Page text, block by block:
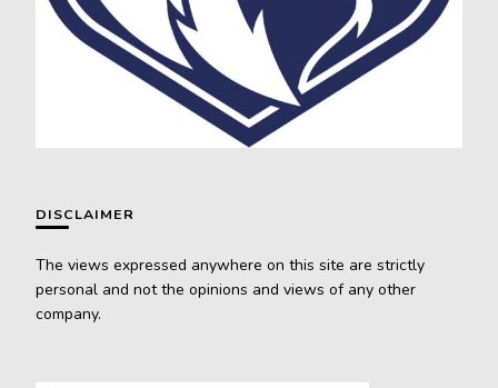
DISCLAIMER
The views expressed anywhere on this site are strictly
personal and not the opinions and views of any other
company.